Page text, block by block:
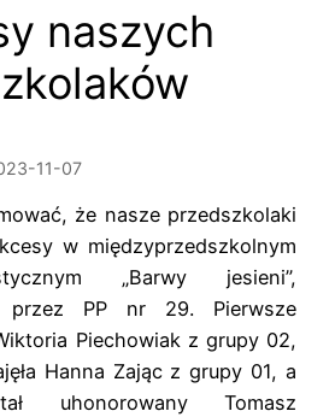
naszych
11-07
że nasze przedszkolaki
w międzyprzedszkolnym
„Barwy jesieni”,
przez PP nr 29. Pierwsze
Piechowiak z grupy 02,
Hanna Zając z grupy 01, a
uhonorowany Tomasz